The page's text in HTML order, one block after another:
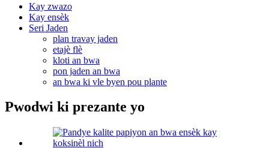
Kay zwazo
Kay ensèk
Seri Jaden
plan travay jaden
etajè flè
kloti an bwa
pon jaden an bwa
an bwa ki vle byen pou plante
Pwodwi ki prezante yo